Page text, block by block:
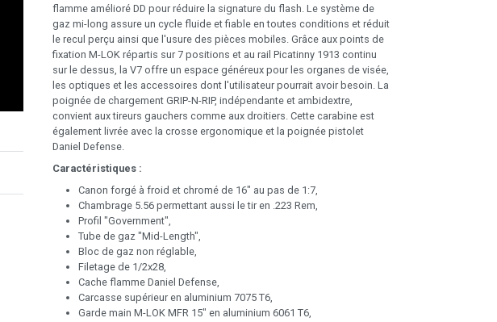
flamme amélioré DD pour réduire la signature du flash. Le système de
gaz mi-long assure un cycle fluide et fiable en toutes conditions et réduit
le recul perçu ainsi que l'usure des pièces mobiles. Grâce aux points de
fixation M-LOK répartis sur 7 positions et au rail Picatinny 1913 continu
sur le dessus, la V7 offre un espace généreux pour les organes de visée,
les optiques et les accessoires dont l'utilisateur pourrait avoir besoin. La
poignée de chargement GRIP-N-RIP, indépendante et ambidextre,
convient aux tireurs gauchers comme aux droitiers. Cette carabine est
également livrée avec la crosse ergonomique et la poignée pistolet
Daniel Defense.
Caractéristiques :
Canon forgé à froid et chromé de 16" au pas de 1:7,
Chambrage 5.56 permettant aussi le tir en .223 Rem,
Profil "Government",
Tube de gaz "Mid-Length",
Bloc de gaz non réglable,
Filetage de 1/2x28,
Cache flamme Daniel Defense,
Carcasse supérieur en aluminium 7075 T6,
Garde main M-LOK MFR 15" en aluminium 6061 T6,